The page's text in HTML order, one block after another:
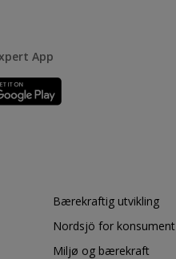
App
Bærekraftig utvikling
Nordsjö for konsument
Miljø og bærekraft